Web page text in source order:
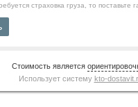
страховка груза, то поставьте
Стоимость является
Использует систему kto-